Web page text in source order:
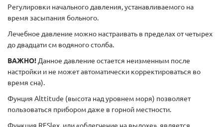
Регулировки начального давления, устанавливаемого на
время засыпания больного.
Лечебное давление можно настраивать в пределах от четырех
до двадцати см водяного столба.
ВАЖНО! Данное давление остается неизменным после
настройки и не может автоматически корректироваться во
время сна).
Фунция Alttitude (высота над уровнем моря) позволяет
пользоваться прибором даже в горной местности.